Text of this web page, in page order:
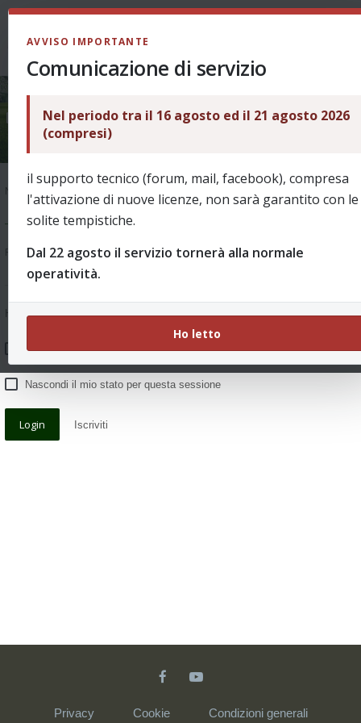
Login
Nome utente:
Password:
Ho dimenticato la password
Ricordami
Nascondi il mio stato per questa sessione
Iscriviti
Privacy Cookie Condizioni generali
AVVISO IMPORTANTE
Comunicazione di servizio
Nel periodo tra il 16 agosto ed il 21 agosto 2026
(compresi)
il supporto tecnico (forum, mail, facebook), compresa
l'attivazione di nuove licenze, non sarà garantito con le
solite tempistiche.
Dal 22 agosto il servizio tornerà alla normale
operatività.
Ho letto